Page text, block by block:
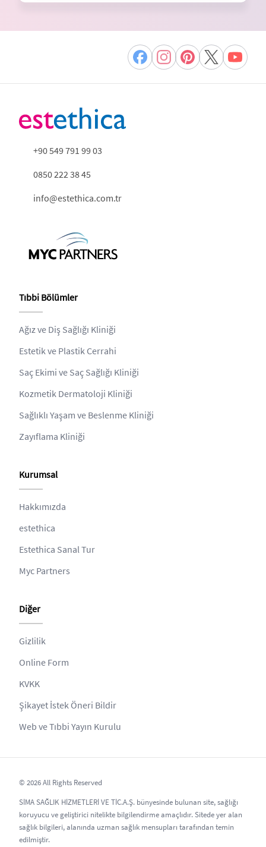
+90 549 791 99 03
0850 222 38 45
info@estethica.com.tr
Tıbbi Bölümler
Ağız ve Diş Sağlığı Kliniği
Estetik ve Plastik Cerrahi
Saç Ekimi ve Saç Sağlığı Kliniği
Kozmetik Dermatoloji Kliniği
Sağlıklı Yaşam ve Beslenme Kliniği
Zayıflama Kliniği
Kurumsal
Hakkımızda
estethica
Estethica Sanal Tur
Myc Partners
Diğer
Gizlilik
Online Form
KVKK
Şikayet İstek Öneri Bildir
Web ve Tıbbi Yayın Kurulu
© 2026 All Rights Reserved
SİMA SAĞLIK HİZMETLERİ VE TİC.A.Ş. bünyesinde bulunan site, sağlığı
koruyucu ve geliştirici nitelikte bilgilendirme amaçlıdır. Sitede yer alan
sağlık bilgileri, alanında uzman sağlık mensupları tarafından temin
edilmiştir.